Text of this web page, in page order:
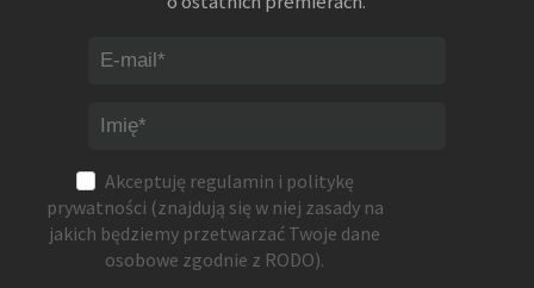
Akceptuję regulamin i politykę
prywatności (znajdują się w niej zasady na
jakich będziemy przetwarzać Twoje dane
osobowe zgodnie z RODO).